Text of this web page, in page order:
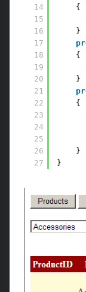
14
15
16
17
18
19
20
21
22
23
24
25
26
27
{
}
{
}
{
}
}